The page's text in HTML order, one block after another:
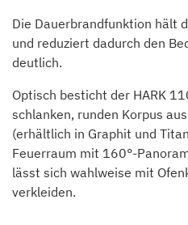
Die Dauerbrandfunktion hält
und reduziert dadurch den
deutlich.
Optisch besticht der HARK
schlanken, runden Korpus
(erhältlich in Graphit und
Feuerraum mit 160°-
lässt sich wahlweise mit
verkleiden.